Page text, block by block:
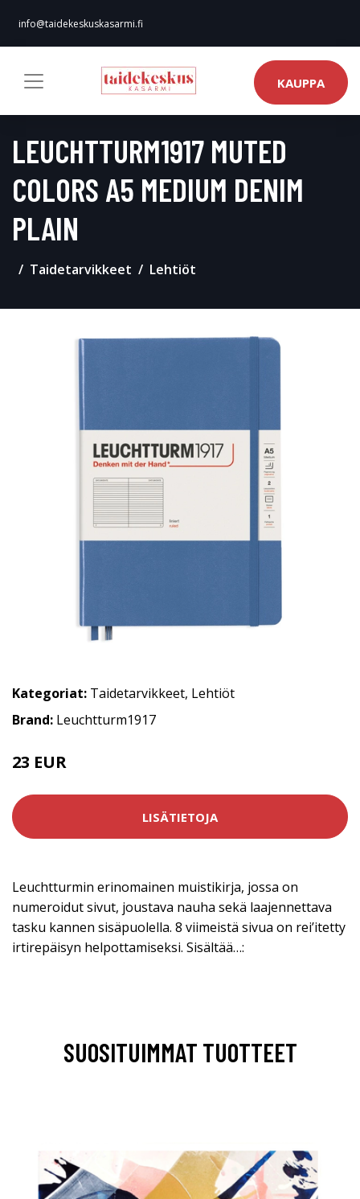
info@taidekeskuskasarmi.fi
KAUPPA
LEUCHTTURM1917 MUTED
COLORS A5 MEDIUM DENIM
PLAIN
Taidetarvikkeet Lehtiöt
Kategoriat: Taidetarvikkeet, Lehtiöt
Brand: Leuchtturm1917
23 EUR
LISÄTIETOJA
Leuchtturmin erinomainen muistikirja, jossa on
numeroidut sivut, joustava nauha sekä laajennettava
tasku kannen sisäpuolella. 8 viimeistä sivua on rei’itetty
irtirepäisyn helpottamiseksi. Sisältää…:
SUOSITUIMMAT TUOTTEET